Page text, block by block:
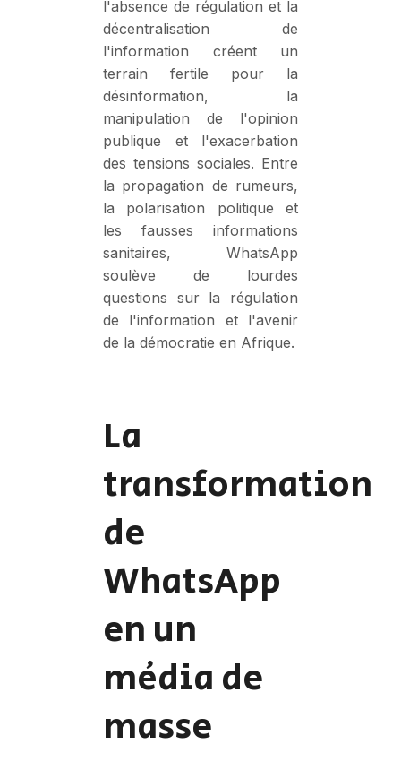
l'absence de régulation et la
décentralisation de
l'information créent un
terrain fertile pour la
désinformation, la
manipulation de l'opinion
publique et l'exacerbation
des tensions sociales. Entre
la propagation de rumeurs,
la polarisation politique et
les fausses informations
sanitaires, WhatsApp
soulève de lourdes
questions sur la régulation
de l'information et l'avenir
de la démocratie en Afrique.
La
transformation
de
WhatsApp
en un
média de
masse